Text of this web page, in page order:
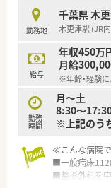
■残業時間は
間を趣味や家
です。
■基本は土日
勤時はきちん
【職場環境と雰
■待合室や院
快適な空間で
ています。
栄養バランス
環境です。
■子育て世代か
勤務地
千葉県 木
木更津駅 (JR
給与
年収450万
月給
※年齢・経験
勤務
時間
月～土
8:30～17:30
※上記のう
≪こんな病院
■一般病床112
■整形外科を中